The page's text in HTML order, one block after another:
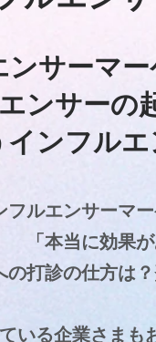
ンサーマ
ンサーの
インフル
フルエンサーマ
「本当に効果
の打診の仕方は
いる企業さまも